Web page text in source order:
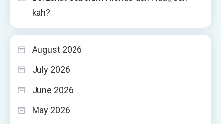
kah?
August 2026
July 2026
June 2026
May 2026